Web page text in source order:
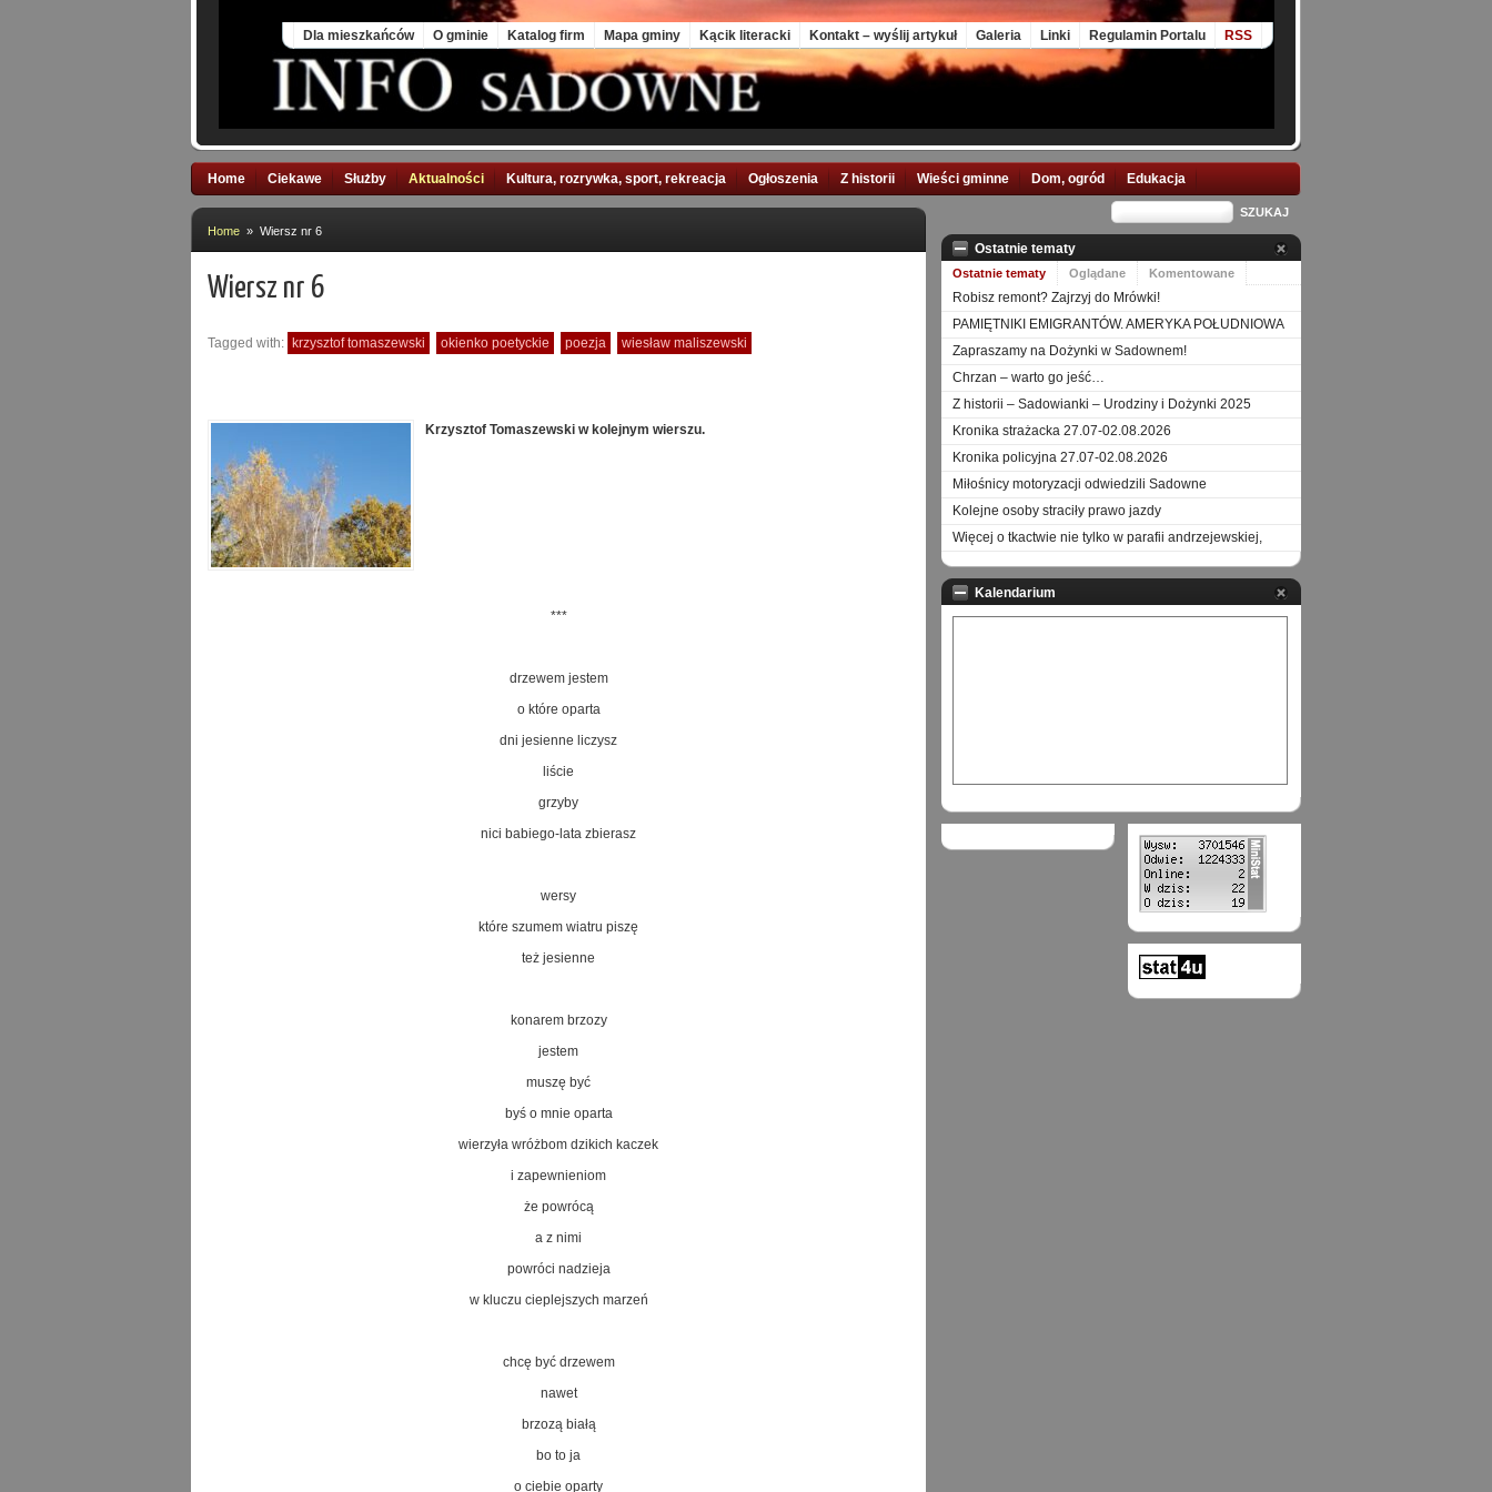
Dla mieszkańców O gminie Katalog firm Mapa gminy Kącik literacki Kontakt – wyślij artykuł Galeria Linki Regulamin Portalu RSS
Home Ciekawe Służby Aktualności Kultura, rozrywka, sport, rekreacja Ogłoszenia Z historii Wieści gminne Dom, ogród Edukacja
Home » Wiersz nr 6
Wiersz nr 6
Tagged with: krzysztof tomaszewski okienko poetyckie poezja wiesław maliszewski
Krzysztof Tomaszewski w kolejnym wierszu.
***
drzewem jestem
o które oparta
dni jesienne liczysz
liście
grzyby
nici babiego-lata zbierasz
wersy
które szumem wiatru piszę
też jesienne
konarem brzozy
jestem
muszę być
byś o mnie oparta
wierzyła wróżbom dzikich kaczek
i zapewnieniom
że powrócą
a z nimi
powróci nadzieja
w kluczu cieplejszych marzeń
chcę być drzewem
nawet
brzozą białą
bo to ja
o ciebie oparty
Ostatnie tematy
Ostatnie tematy Oglądane Komentowane
Robisz remont? Zajrzyj do Mrówki!
PAMIĘTNIKI EMIGRANTÓW. AMERYKA POŁUDNIOWA
Zapraszamy na Dożynki w Sadownem!
Chrzan – warto go jeść…
Z historii – Sadowianki – Urodziny i Dożynki 2025
Kronika strażacka 27.07-02.08.2026
Kronika policyjna 27.07-02.08.2026
Miłośnicy motoryzacji odwiedzili Sadowne
Kolejne osoby straciły prawo jazdy
Więcej o tkactwie nie tylko w parafii andrzejewskiej,
Kalendarium